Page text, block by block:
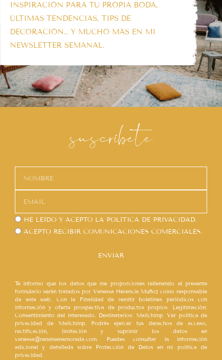
INSPIRACIÓN PARA TU PROPIA BODA,
ÚLTIMAS TENDENCIAS, TIPS DE
DECORACIÓN… Y MUCHO MÁS EN MI
NEWSLETTER SEMANAL.
suscríbete
HE LEÍDO Y ACEPTO LA POLÍTICA DE PRIVACIDAD.
ACEPTO RECIBIR COMUNICACIONES COMERCIALES.
ENVIAR
Te informo que los datos que me proporciones rellenando el presente
formulario serán tratados por Vanessa Herencia Muñoz como responsable
de esta web. Con la Finalidad de remitir boletines periódicos con
información y oferta prospectiva de productos propios. Legitimación:
Consentimiento del interesado. Destinatarios: Mailchimp. Ver política de
privacidad de Mailchimp. Podrás ejercer tus derechos de acceso,
rectificación, limitación y suprimir los datos en
vanessa@renataenamorada.com. Puedes consultar la información
adicional y detallada sobre Protección de Datos en mi política de
privacidad.